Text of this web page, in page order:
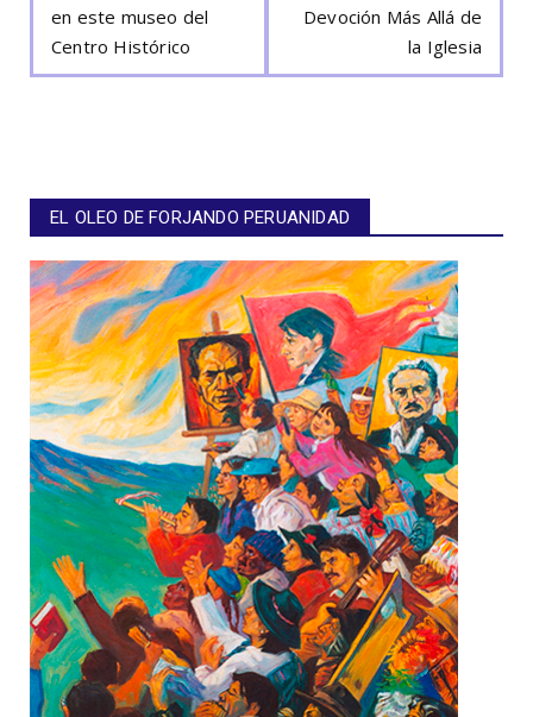
en este museo del
Centro Histórico
Devoción Más Allá de
la Iglesia
EL OLEO DE FORJANDO PERUANIDAD